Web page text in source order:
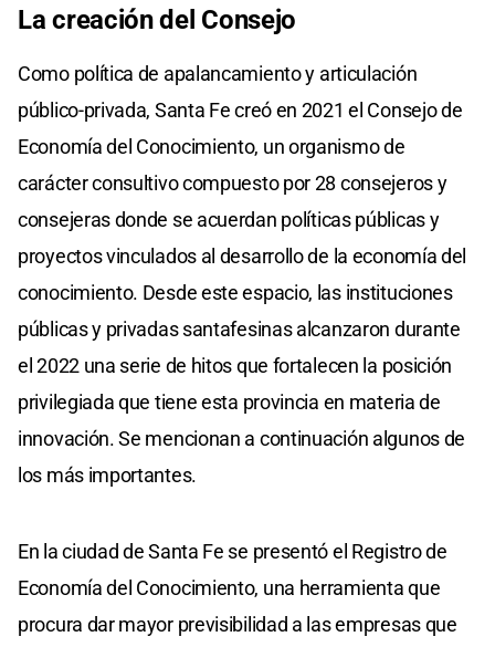
La creación del Consejo
Como política de apalancamiento y articulación
público-privada, Santa Fe creó en 2021 el Consejo de
Economía del Conocimiento, un organismo de
carácter consultivo compuesto por 28 consejeros y
consejeras donde se acuerdan políticas públicas y
proyectos vinculados al desarrollo de la economía del
conocimiento. Desde este espacio, las instituciones
públicas y privadas santafesinas alcanzaron durante
el 2022 una serie de hitos que fortalecen la posición
privilegiada que tiene esta provincia en materia de
innovación. Se mencionan a continuación algunos de
los más importantes.
En la ciudad de Santa Fe se presentó el Registro de
Economía del Conocimiento, una herramienta que
procura dar mayor previsibilidad a las empresas que